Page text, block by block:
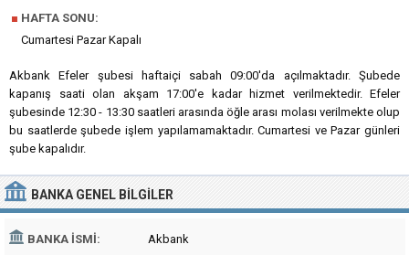
■ HAFTA SONU:
Cumartesi Pazar Kapalı
Akbank Efeler şubesi haftaiçi sabah 09:00'da açılmaktadır. Şubede
kapanış saati olan akşam 17:00'e kadar hizmet verilmektedir. Efeler
şubesinde 12:30 - 13:30 saatleri arasında öğle arası molası verilmekte olup
bu saatlerde şubede işlem yapılamamaktadır. Cumartesi ve Pazar günleri
şube kapalıdır.
BANKA GENEL BILGILER
BANKA İSMI: Akbank